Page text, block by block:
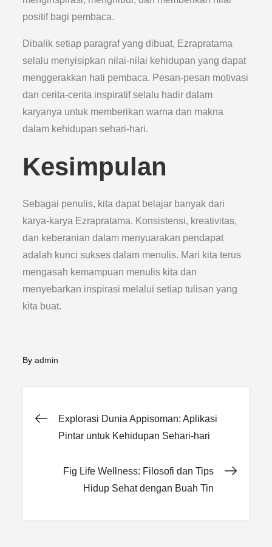
positif bagi pembaca.
Dibalik setiap paragraf yang dibuat, Ezrapratama
selalu menyisipkan nilai-nilai kehidupan yang dapat
menggerakkan hati pembaca. Pesan-pesan motivasi
dan cerita-cerita inspiratif selalu hadir dalam
karyanya untuk memberikan warna dan makna
dalam kehidupan sehari-hari.
Kesimpulan
Sebagai penulis, kita dapat belajar banyak dari
karya-karya Ezrapratama. Konsistensi, kreativitas,
dan keberanian dalam menyuarakan pendapat
adalah kunci sukses dalam menulis. Mari kita terus
mengasah kemampuan menulis kita dan
menyebarkan inspirasi melalui setiap tulisan yang
kita buat.
Byadmin
Post
Explorasi Dunia Appisoman: Aplikasi
Pintar untuk Kehidupan Sehari-hari
Fig Life Wellness: Filosofi dan Tips
Hidup Sehat dengan Buah Tin